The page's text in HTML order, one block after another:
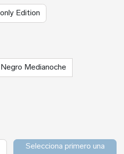
Edition
Medianoche
Selecciona primero una